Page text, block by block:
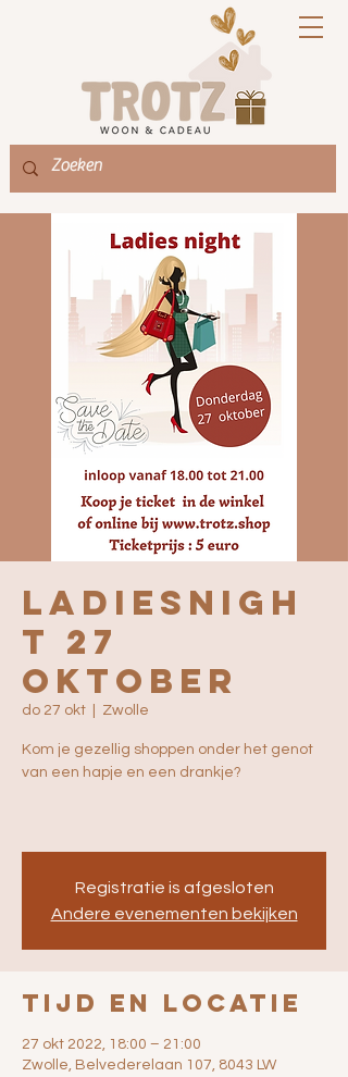
Ladiesnigh
t 27
oktober
do 27 okt Zwolle
Kom je gezellig shoppen onder het genot
van een hapje en een drankje?
Registratie is afgesloten
Andere evenementen bekijken
Tijd en locatie
27 okt 2022, 18:00 – 21:00
Zwolle, Belvederelaan 107, 8043 LW